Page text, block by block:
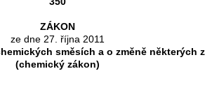
ZÁKON
ze dne 27. října 2011
směsích a o změně některých
(chemický zákon)